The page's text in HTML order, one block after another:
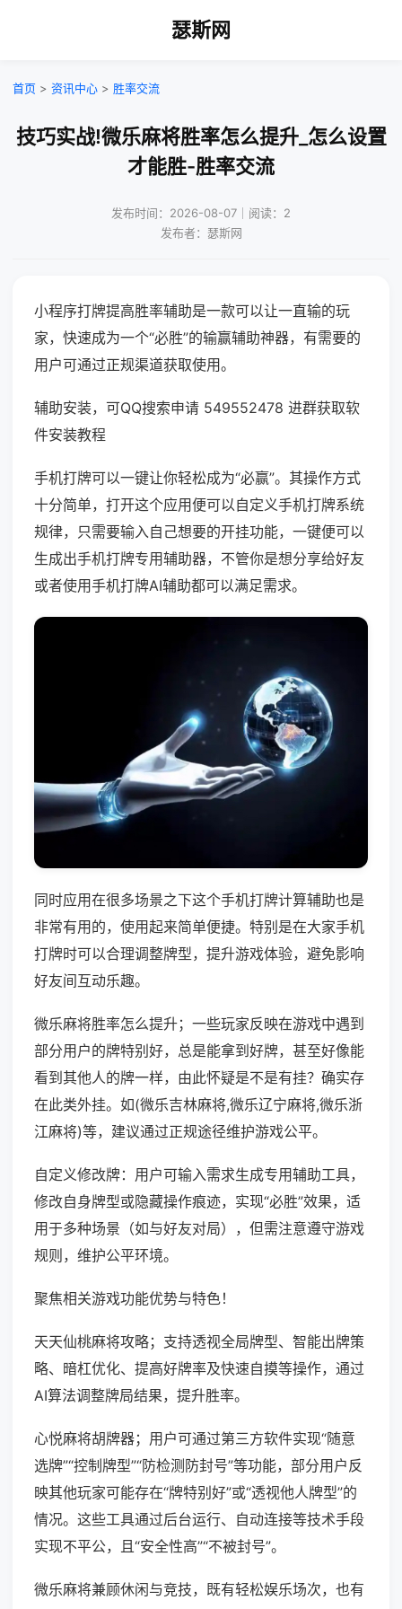
瑟斯网
首页 > 资讯中心 > 胜率交流
技巧实战!微乐麻将胜率怎么提升_怎么设置
才能胜-胜率交流
发布时间：2026-08-07｜阅读：2
发布者：瑟斯网
小程序打牌提高胜率辅助是一款可以让一直输的玩
家，快速成为一个“必胜”的输赢辅助神器，有需要的
用户可通过正规渠道获取使用。
辅助安装，可QQ搜索申请 549552478 进群获取软
件安装教程
手机打牌可以一键让你轻松成为“必赢”。其操作方式
十分简单，打开这个应用便可以自定义手机打牌系统
规律，只需要输入自己想要的开挂功能，一键便可以
生成出手机打牌专用辅助器，不管你是想分享给好友
或者使用手机打牌AI辅助都可以满足需求。
同时应用在很多场景之下这个手机打牌计算辅助也是
非常有用的，使用起来简单便捷。特别是在大家手机
打牌时可以合理调整牌型，提升游戏体验，避免影响
好友间互动乐趣。
微乐麻将胜率怎么提升；一些玩家反映在游戏中遇到
部分用户的牌特别好，总是能拿到好牌，甚至好像能
看到其他人的牌一样，由此怀疑是不是有挂？确实存
在此类外挂。如(微乐吉林麻将,微乐辽宁麻将,微乐浙
江麻将)等，建议通过正规途径维护游戏公平。
自定义修改牌：用户可输入需求生成专用辅助工具，
修改自身牌型或隐藏操作痕迹，实现“必胜”效果，适
用于多种场景（如与好友对局），但需注意遵守游戏
规则，维护公平环境。
聚焦相关游戏功能优势与特色！
天天仙桃麻将攻略；支持透视全局牌型、智能出牌策
略、暗杠优化、提高好牌率及快速自摸等操作，通过
AI算法调整牌局结果，提升胜率。
心悦麻将胡牌器；用户可通过第三方软件实现“随意
选牌”“控制牌型”“防检测防封号”等功能，部分用户反
映其他玩家可能存在“牌特别好”或“透视他人牌型”的
情况。这些工具通过后台运行、自动连接等技术手段
实现不平公，且“安全性高”“不被封号”。
微乐麻将兼顾休闲与竞技，既有轻松娱乐场次，也有